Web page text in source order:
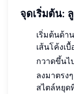
จุดเริ่มต้น:
เริ่มต้นด้า
เส้นโค้งเ
กวาดขึ้นไ
ลงมาตรง
สไตล์หยุด